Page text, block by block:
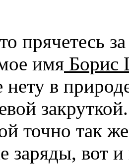
прячетесь
имя Борис
нету в
точно так
заряды, вот и